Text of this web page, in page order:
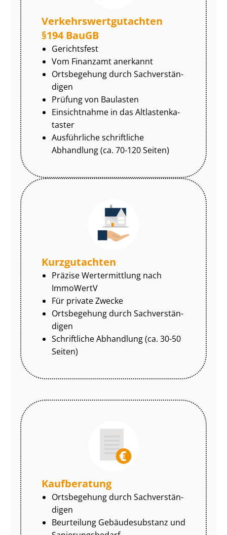
Ver­kehrs­wert­gut­ach­ten
§194 BauGB
Gerichtsfest
Vom Finanzamt anerkannt
Ortsbegehung durch Sach­ver­stän­
di­gen
Prüfung von Baulasten
Einsichtnahme in das Alt­las­ten­ka­
tas­ter
Ausführliche schriftliche
Abhandlung (ca. 70-120 Seiten)
Kurzgutachten
Präzise Wertermittlung nach
ImmoWertV
Für private Zwecke
Ortsbegehung durch Sach­ver­stän­
di­gen
Schriftliche Abhandlung (ca. 30-50
Seiten)
Kaufberatung
Ortsbegehung durch Sach­ver­stän­
di­gen
Beurteilung Gebäudesubstanz und